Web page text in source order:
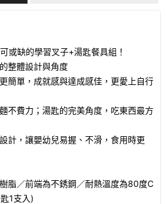
或缺的學習叉子+湯匙餐具組！
整體設計與角度
簡單，成就感與達成感佳，更愛上自行
不費力；湯匙的完美角度，吃東西最方
計，讓嬰幼兒易握、不滑，食用時更
脂／前端為不銹鋼／耐熱溫度為80度C
1支入)